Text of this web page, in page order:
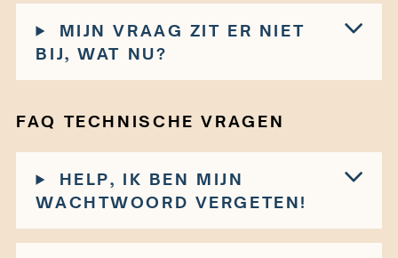
MIJN VRAAG ZIT ER NIET
BIJ, WAT NU?
FAQ TECHNISCHE VRAGEN
HELP, IK BEN MIJN
WACHTWOORD VERGETEN!